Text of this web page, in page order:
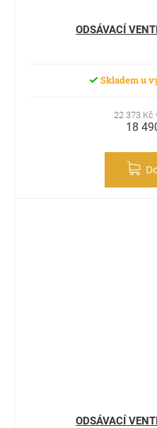
ODSÁVACÍ
Skladem u
22 373 Kč
18
ODSÁVACÍ